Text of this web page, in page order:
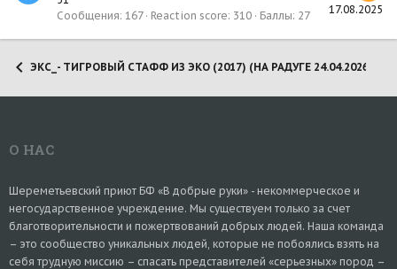
17.08.2025
Сообщения 167 Reaction score 310 Баллы 27
ЭКС_- ТИГРОВЫЙ СТАФФ ИЗ ЭКО (2017) (НА РАДУГЕ 24.04.2026)
О НАС
Шереметьевский приют БФ «В добрые руки» - некоммерческое и
негосударственное учреждение. Мы существуем только за счет
благотворительности и пожертвований добрых людей. Наша команда
– это сообщество уникальных людей, которые не побоялись взять на
себя трудную миссию – спасать представителей «серьезных» пород –